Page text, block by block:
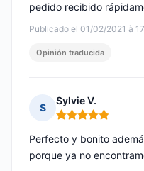
Publicado el 01/02/2021 à
pedido recibido
Opinión traducida
S
Sylvie V.
Nota: 5 de 5
Perfecto y bonito
porque ya no